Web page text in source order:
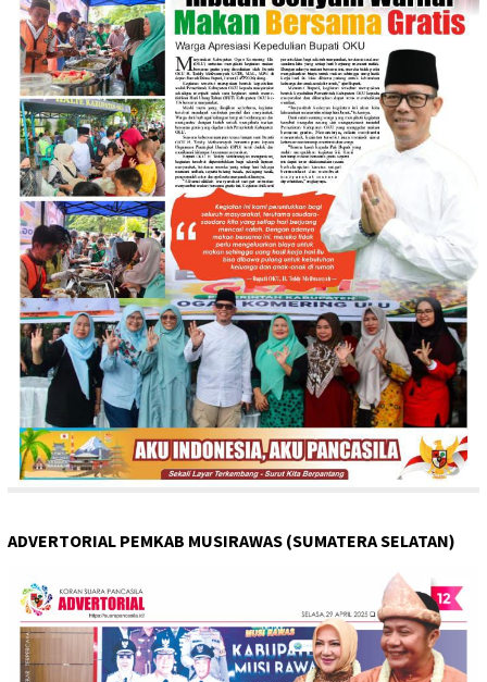
ADVERTORIAL PEMKAB MUSIRAWAS (SUMATERA SELATAN)